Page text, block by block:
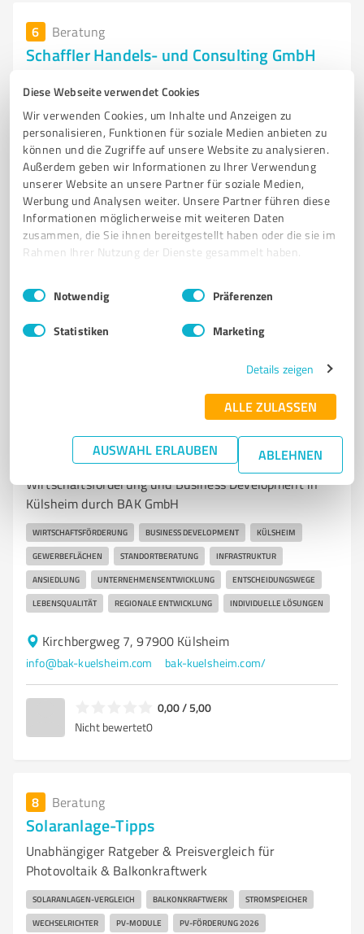
Diese Webseite verwendet Cookies
Wir verwenden Cookies, um Inhalte und Anzeigen zu
personalisieren, Funktionen für soziale Medien anbieten zu
können und die Zugriffe auf unsere Website zu analysieren.
Außerdem geben wir Informationen zu Ihrer Verwendung
unserer Website an unsere Partner für soziale Medien,
Werbung und Analysen weiter. Unsere Partner führen diese
Informationen möglicherweise mit weiteren Daten
zusammen, die Sie ihnen bereitgestellt haben oder die sie im
Rahmen Ihrer Nutzung der Dienste gesammelt haben.
Impressum Datenschutzbestimmungen
Einwilligungsauswahl
Notwendig Präferenzen
Statistiken Marketing
Details zeigen
ALLE ZULASSEN
AUSWAHL ERLAUBEN ABLEHNEN
6 Beratung
Schaffler Handels- und Consulting GmbH
Logistiksoftware in Wiebelbach
BERATUNG VERTRIEB ENERGIESYSTEME LOGISTIKSOFTWARE
ARTIKEL DES TÄGLICHEN BEDARFS PROJEKTBEGLEITUNG
MARKTPOSITIONIERUNG
VERBRAUCHERBEDÜRFNISSE UNTERNEHMENSZIELE ZUSAMMENARBEIT
Hauptstraße 22, 97900 Külsheim
info@handels-und-consulting.com
1,00 / 5,00
1 Bewertung (1 Quelle)
BAK Business Area Külsheim GmbH -
Wirtschaftsförderung
Wirtschaftsförderung und Business Development in
Külsheim durch BAK GmbH
WIRTSCHAFTSFÖRDERUNG BUSINESS DEVELOPMENT KÜLSHEIM
GEWERBEFLÄCHEN STANDORTBERATUNG INFRASTRUKTUR
ANSIEDLUNG UNTERNEHMENSENTWICKLUNG ENTSCHEIDUNGSWEGE
LEBENSQUALITÄT REGIONALE ENTWICKLUNG INDIVIDUELLE LÖSUNGEN
Kirchbergweg 7, 97900 Külsheim
info@bak-kuelsheim.com bak-kuelsheim.com/
0,00 / 5,00
Nicht bewertet0
8 Beratung
Solaranlage-Tipps
Unabhängiger Ratgeber & Preisvergleich für
Photovoltaik & Balkonkraftwerk
SOLARANLAGEN-VERGLEICH BALKONKRAFTWERK STROMSPEICHER
WECHSELRICHTER PV-MODULE PV-FÖRDERUNG 2026